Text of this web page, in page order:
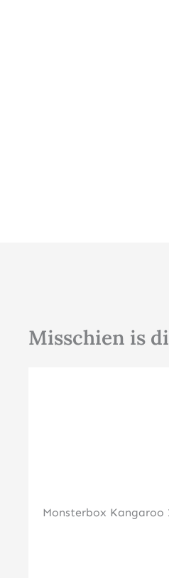
Misschien is
Monsterbox Kangaroo